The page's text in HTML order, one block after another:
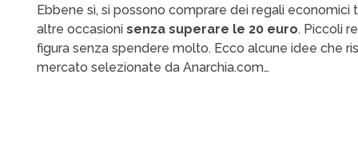
Ebbene sì, si possono comprare dei regali
altre occasionisenza superare le 20 euro. Piccoli
figura senza spendere molto. Ecco alcune idee che
mercato selezionate da Anarchia.com…